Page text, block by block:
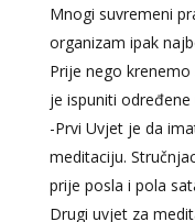
Mnogi suvremeni
organizam ipak
Prije nego
je ispuniti određene
-Prvi Uvjet je da
meditaciju.
prije posla i pola
Drugi uvjet za